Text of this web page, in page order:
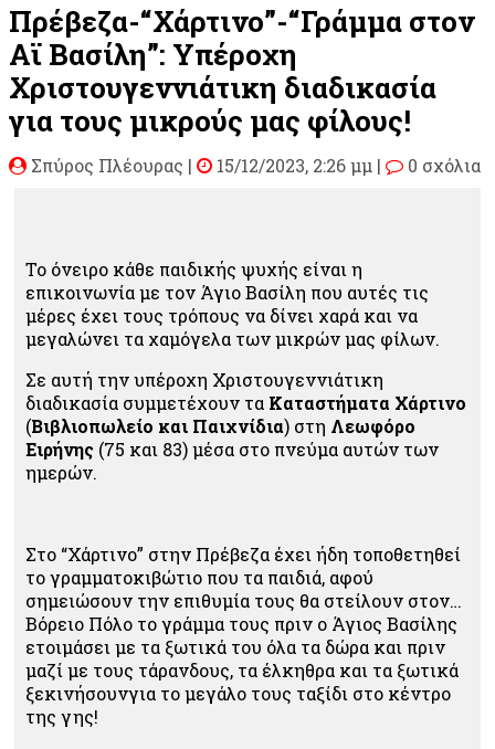
Πρέβεζα-“Χάρτινο”-“Γράμμα στον
Αϊ Βασίλη”: Υπέροχη
Χριστουγεννιάτικη διαδικασία
για τους μικρούς μας φίλους!
Σπύρος Πλέουρας | 15/12/2023, 2:26 μμ | 0 σχόλια
Το όνειρο κάθε παιδικής ψυχής είναι η
επικοινωνία με τον Άγιο Βασίλη που αυτές τις
μέρες έχει τους τρόπους να δίνει χαρά και να
μεγαλώνει τα χαμόγελα των μικρών μας φίλων.
Σε αυτή την υπέροχη Χριστουγεννιάτικη
διαδικασία συμμετέχουν τα Καταστήματα Χάρτινο
(Βιβλιοπωλείο και Παιχνίδια) στη Λεωφόρο
Ειρήνης (75 και 83) μέσα στο πνεύμα αυτών των
ημερών.
Στο “Χάρτινο” στην Πρέβεζα έχει ήδη τοποθετηθεί
το γραμματοκιβώτιο που τα παιδιά, αφού
σημειώσουν την επιθυμία τους θα στείλουν στον…
Βόρειο Πόλο το γράμμα τους πριν ο Άγιος Βασίλης
ετοιμάσει με τα ξωτικά του όλα τα δώρα και πριν
μαζί με τους τάρανδους, τα έλκηθρα και τα ξωτικά
ξεκινήσουνγια το μεγάλο τους ταξίδι στο κέντρο
της γης!